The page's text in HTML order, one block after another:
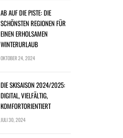
AB AUF DIE PISTE: DIE
SCHÖNSTEN REGIONEN FÜR
EINEN ERHOLSAMEN
WINTERURLAUB
OKTOBER 24, 2024
DIE SKISAISON 2024/2025:
DIGITAL, VIELFÄLTIG,
KOMFORTORIENTIERT
JULI 30, 2024